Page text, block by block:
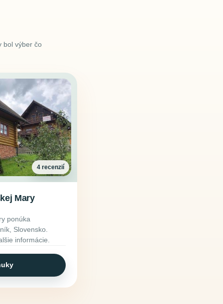
bol výber čo
4 recenzií
Mary
ponúka
Slovensko.
informácie.